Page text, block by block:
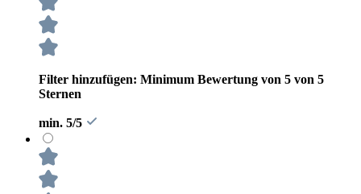
Filter hinzufügen: Minimum Bewertung von 5 von 5
Sternen
min. 5/5